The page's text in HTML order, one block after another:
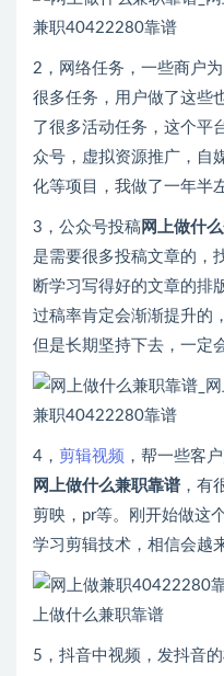
2，网络任务，一些商户
很多任务，用户做了这些
了很多活动任务，这个平
众号，虚拟资源推广，自
化等项目，我做了一年半
3，公众号投稿 网上做什
是需要很多投稿文章的，
断学习写得好的文章的排
过稿率肯定会渐渐提升的
但是长期坚持下去，一定
4， 剪辑视频 ，帮一些客
网上做什么兼职靠谱 ，有
剪映，pr等。刚开始做这
学习剪辑技术，相信会越
5，抖音中视频，发抖音